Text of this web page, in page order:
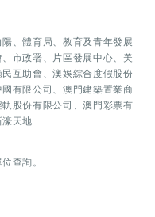
、體育局、教育及青年發展
市政署、片區發展中心、美
互助會、澳娛綜合度假股份
有限公司、澳門建築置業商
股份有限公司、澳門彩票有
天地
查詢。